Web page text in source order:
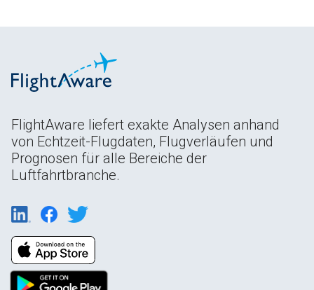
FlightAware liefert exakte Analysen anhand
von Echtzeit-Flugdaten, Flugverläufen und
Prognosen für alle Bereiche der
Luftfahrtbranche.